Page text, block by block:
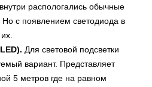
распологались обычные
с появлением светодиода в
Для световой подсветки
вариант. Представляет
5 метров где на равном